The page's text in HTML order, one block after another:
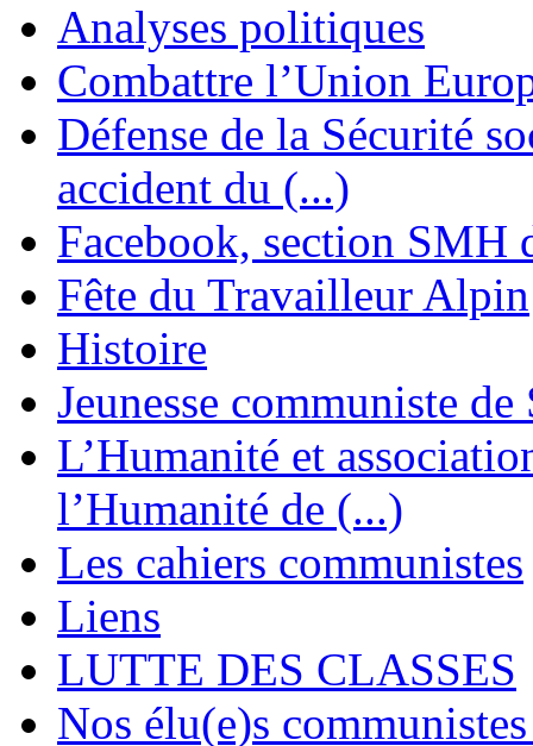
Analyses politiques
Combattre l’Union
Défense de la Sécurité
accident du (...)
Facebook, section SMH
Fête du Travailleur Alpin
Histoire
Jeunesse communiste
L’Humanité et
l’Humanité de (...)
Les cahiers communistes
Liens
LUTTE DES CLASSES
Nos élu(e)s